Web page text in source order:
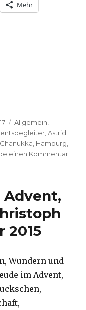
Mehr
Kategorien
Allgemein,
,Astrid
Chanukka, Hamburg,
einen Kommentarzu
Advent,
2015
Wundern und
im Advent,